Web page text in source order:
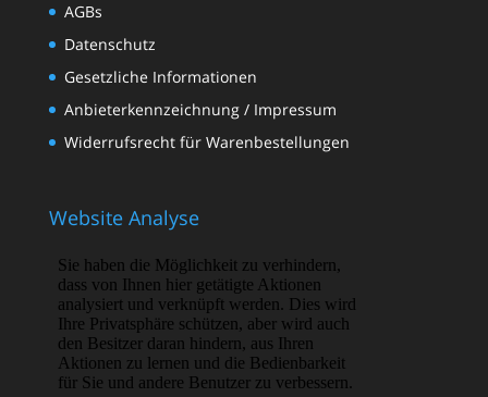
AGBs
Datenschutz
Gesetzliche Informationen
Anbieterkennzeichnung / Impressum
Widerrufsrecht für Warenbestellungen
Website Analyse